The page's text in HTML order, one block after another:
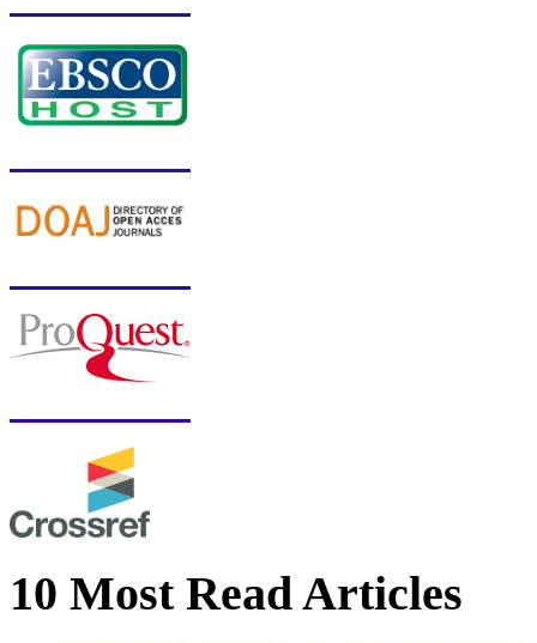
10 Most Read Articles